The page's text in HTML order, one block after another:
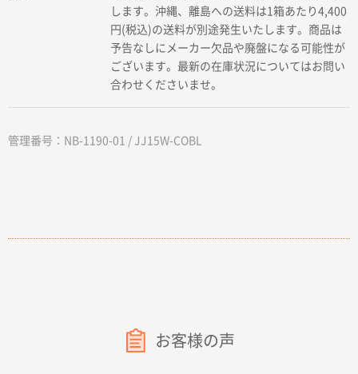
します。沖縄、離島への送料は1箱あたり4,400
円(税込)の送料が別途発生いたします。商品は
予告なしにメーカー欠品や廃盤になる可能性が
ございます。最新の在庫状況についてはお問い
合わせくださいませ。
管理番号：NB-1190-01 / JJ15W-COBL
お客様の声